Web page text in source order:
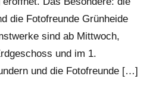
die Fotofreunde Grünheide
sind ab Mittwoch,
und im 1.
und die Fotofreunde […]